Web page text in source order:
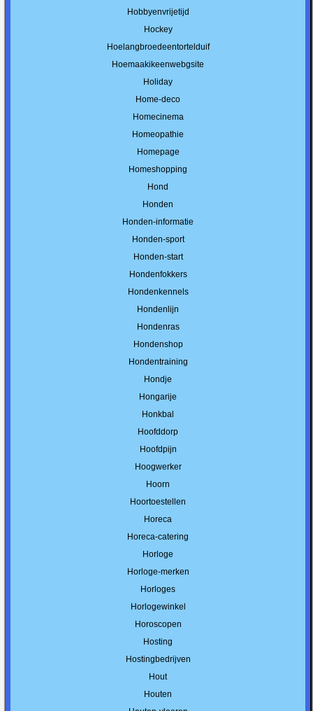
Hobbyenvrijetijd
Hockey
Hoelangbroedeentortelduif
Hoemaakikeenwebgsite
Holiday
Home-deco
Homecinema
Homeopathie
Homepage
Homeshopping
Hond
Honden
Honden-informatie
Honden-sport
Honden-start
Hondenfokkers
Hondenkennels
Hondenlijn
Hondenras
Hondenshop
Hondentraining
Hondje
Hongarije
Honkbal
Hoofddorp
Hoofdpijn
Hoogwerker
Hoorn
Hoortoestellen
Horeca
Horeca-catering
Horloge
Horloge-merken
Horloges
Horlogewinkel
Horoscopen
Hosting
Hostingbedrijven
Hout
Houten